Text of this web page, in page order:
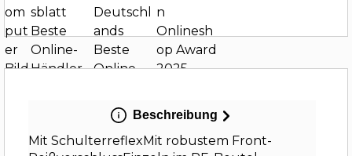
Beschreibung
Mit SchulterreflexMit robustem Front-